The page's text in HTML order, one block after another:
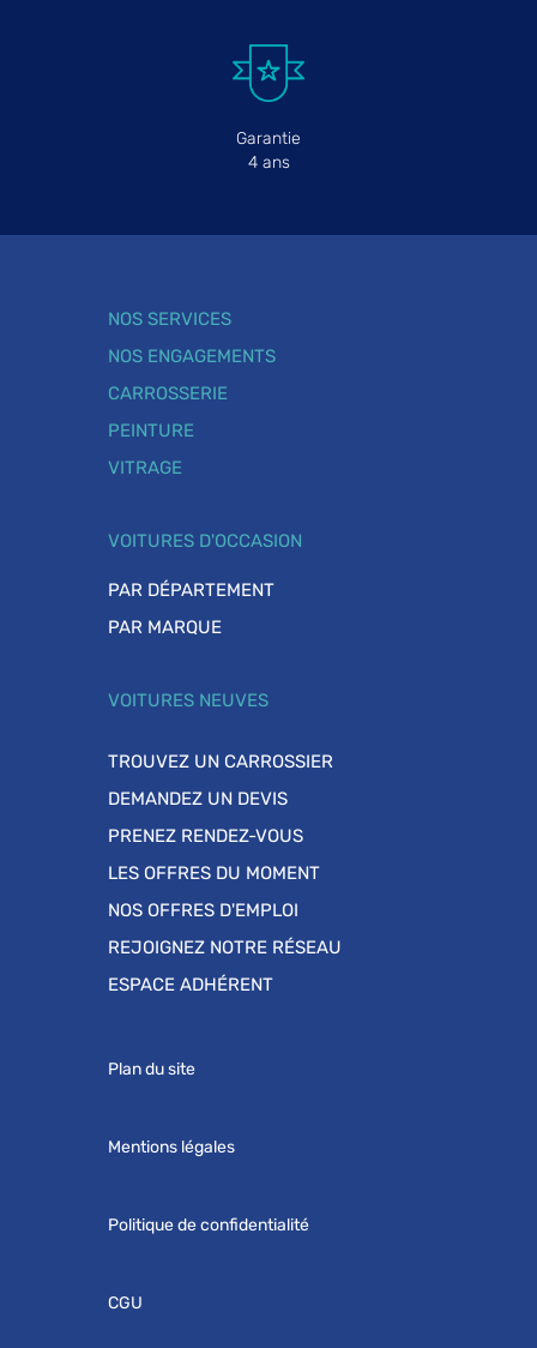
Garantie
4 ans
NOS SERVICES
NOS ENGAGEMENTS
CARROSSERIE
PEINTURE
VITRAGE
VOITURES D'OCCASION
PAR DÉPARTEMENT
PAR MARQUE
VOITURES NEUVES
TROUVEZ UN CARROSSIER
DEMANDEZ UN DEVIS
PRENEZ RENDEZ-VOUS
LES OFFRES DU MOMENT
NOS OFFRES D'EMPLOI
REJOIGNEZ NOTRE RÉSEAU
ESPACE ADHÉRENT
Plan du site
Mentions légales
Politique de confidentialité
CGU